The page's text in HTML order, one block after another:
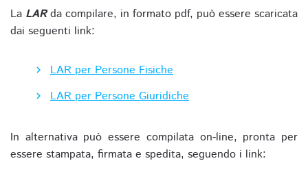
La LARda compilare, in formato pdf, può essere scaricata
dai seguenti link:
LAR per Persone Fisiche
LAR per Persone Giuridiche
In alternativa può essere compilata on-line, pronta per
essere stampata, firmata e spedita, seguendo i link: